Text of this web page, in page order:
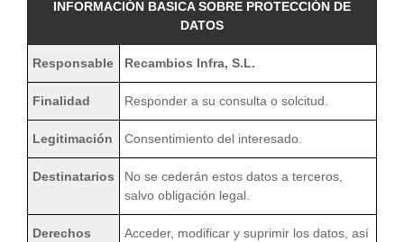
INFORMACIÓN BASICA SOBRE PROTECCIÓN DE
DATOS
Responsable Recambios Infra, S.L.
Finalidad Responder a su consulta o solcitud.
Legitimación Consentimiento del interesado.
Destinatarios
No se cederán estos datos a terceros,
salvo obligación legal.
Derechos
Acceder, modificar y suprimir los datos, así